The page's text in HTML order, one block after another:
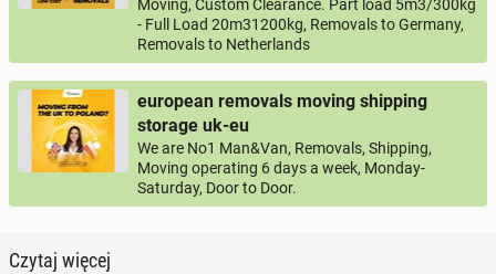
Moving, Custom Clearance. Part load 5m3/300kg
- Full Load 20m31200kg, Removals to Germany,
Removals to Netherlands
european removals moving shipping
storage uk-eu
We are No1 Man&Van, Removals, Shipping,
Moving operating 6 days a week, Monday-
Saturday, Door to Door.
Czytaj więcej